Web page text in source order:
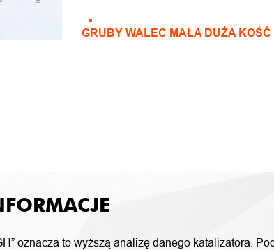
GRUBY WALEC MAŁA DUŻA
oznacza to wyższą analizę danego katalizatora.